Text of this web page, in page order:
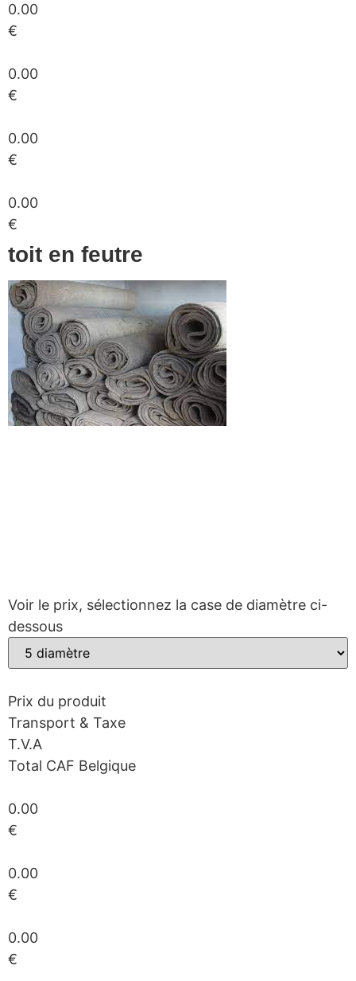
0.00
€
0.00
€
0.00
€
0.00
€
toit en feutre
Voir le prix, sélectionnez la case de diamètre ci-
dessous
Prix ​​du produit
Transport & Taxe
T.V.A
Total CAF Belgique
0.00
€
0.00
€
0.00
€